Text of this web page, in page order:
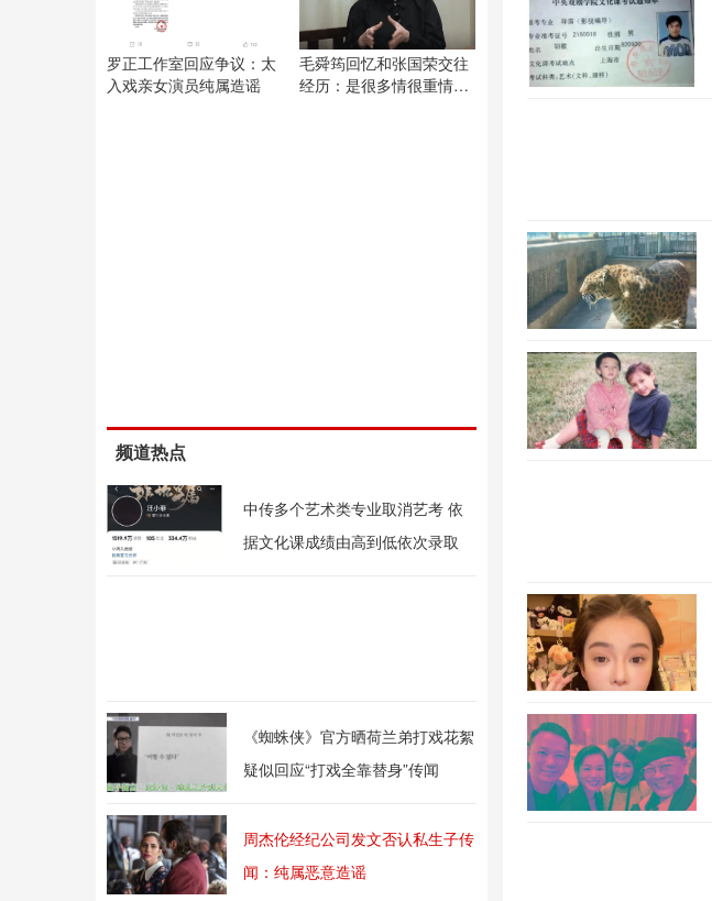
罗正工作室回应争议：太
入戏亲女演员纯属造谣
毛舜筠回忆和张国荣交往
经历：是很多情很重情的
频道热点
中传多个艺术类专业取消艺考 依
据文化课成绩由高到低依次录取
《蜘蛛侠》官方晒荷兰弟打戏花絮
疑似回应“打戏全靠替身”传闻
周杰伦经纪公司发文否认私生子传
闻：纯属恶意造谣